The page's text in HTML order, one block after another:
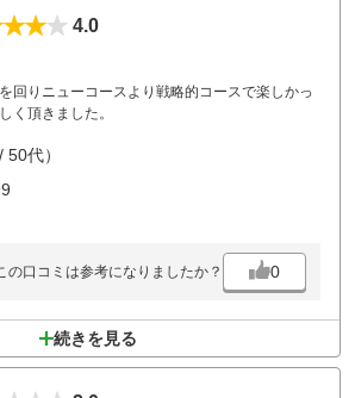
4.0
回りニューコースより戦略的コースで楽しかっ
く頂きました。
50代）
の口コミは参考になりましたか？ 0
続きを見る